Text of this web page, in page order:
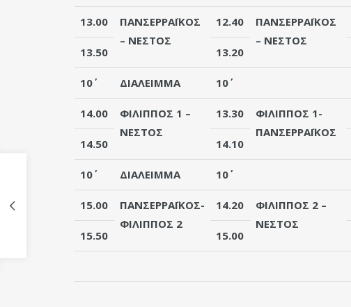
13.00
ΠΑΝΣΕΡΡΑΪΚΟΣ
– ΝΕΣΤΟΣ
12.40
ΠΑΝΣΕΡΡΑΪΚΟΣ
– ΝΕΣΤΟΣ
13.50
13.20
10΄ ΔΙΑΛΕΙΜΜΑ 10΄
14.00 ΦΙΛΙΠΠΟΣ 1 –
ΝΕΣΤΟΣ
13.30 ΦΙΛΙΠΠΟΣ 1-
ΠΑΝΣΕΡΡΑΪΚΟΣ
14.50
14.10
10΄ ΔΙΑΛΕΙΜΜΑ 10΄
15.00 ΠΑΝΣΕΡΡΑΪΚΟΣ-
ΦΙΛΙΠΠΟΣ 2
14.20 ΦΙΛΙΠΠΟΣ 2 –
ΝΕΣΤΟΣ
15.50
15.00